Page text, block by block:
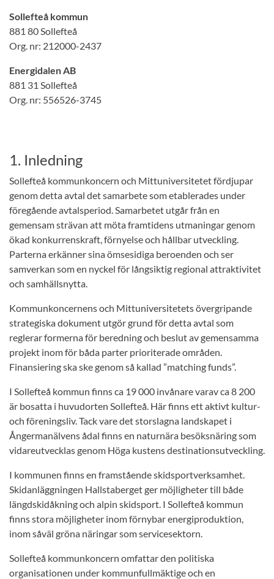
Sollefteå kommun
881 80 Sollefteå
Org. nr: 212000-2437
Energidalen AB
881 31 Sollefteå
Org. nr: 556526-3745
1. Inledning
Sollefteå kommunkoncern och Mittuniversitetet fördjupar
genom detta avtal det samarbete som etablerades under
föregående avtalsperiod. Samarbetet utgår från en
gemensam strävan att möta framtidens utmaningar genom
ökad konkurrenskraft, förnyelse och hållbar utveckling.
Parterna erkänner sina ömsesidiga beroenden och ser
samverkan som en nyckel för långsiktig regional attraktivitet
och samhällsnytta.
Kommunkoncernens och Mittuniversitetets övergripande
strategiska dokument utgör grund för detta avtal som
reglerar formerna för beredning och beslut av gemensamma
projekt inom för båda parter prioriterade områden.
Finansiering ska ske genom så kallad ”matching funds”.
I Sollefteå kommun finns ca 19 000 invånare varav ca 8 200
är bosatta i huvudorten Sollefteå. Här finns ett aktivt kultur-
och föreningsliv. Tack vare det storslagna landskapet i
Ångermanälvens ådal finns en naturnära besöksnäring som
vidareutvecklas genom Höga kustens destinationsutveckling.
I kommunen finns en framstående skidsportverksamhet.
Skidanläggningen Hallstaberget ger möjligheter till både
längdskidåkning och alpin skidsport. I Sollefteå kommun
finns stora möjligheter inom förnybar energiproduktion,
inom såväl gröna näringar som servicesektorn.
Sollefteå kommunkoncern omfattar den politiska
organisationen under kommunfullmäktige och en